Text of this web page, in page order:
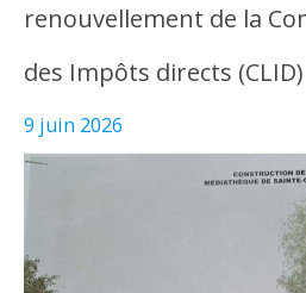
renouvellement de la
des Impôts directs (CLID)
9 juin 2026